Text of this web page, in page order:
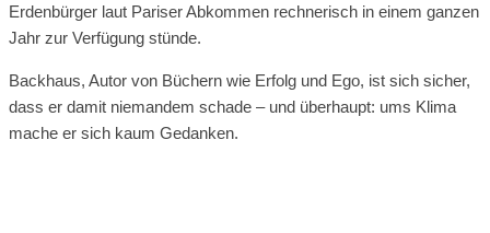
Erdenbürger laut Pariser Abkommen rechnerisch in einem ganzen
Jahr zur Verfügung stünde.
Backhaus, Autor von Büchern wie Erfolg und Ego, ist sich sicher,
dass er damit niemandem schade – und überhaupt: ums Klima
mache er sich kaum Gedanken.